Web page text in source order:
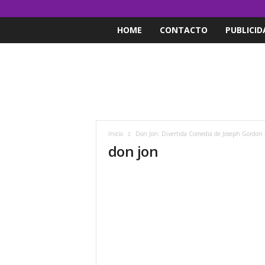
HOME CONTACTO
Inicio Don Jon: Divertida Comedia de Joseph Gordon
don jon